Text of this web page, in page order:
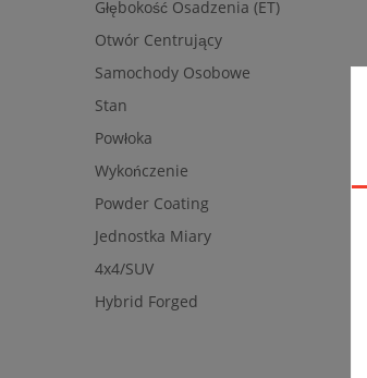
Głębokość Osadzenia (ET)
Otwór Centrujący
Samochody Osobowe
Stan
Powłoka
Wykończenie
Powder Coating
Jednostka Miary
4x4/SUV
Hybrid Forged